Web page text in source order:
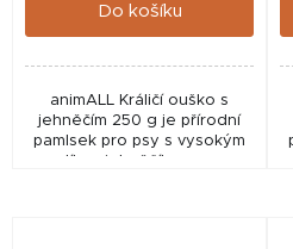
Do košíku
animALL Králičí ouško s
jehněčím 250 g je přírodní
pamlsek pro psy s vysokým